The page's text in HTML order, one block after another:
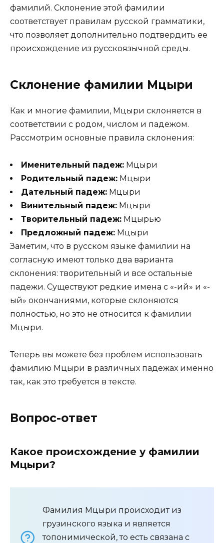
фамилий. Склонение этой фамилии
соответствует правилам русской грамматики,
что позволяет дополнительно подтвердить ее
происхождение из русскоязычной среды.
Склонение фамилии Мцыри
Как и многие фамилии, Мцыри склоняется в
соответствии с родом, числом и падежом.
Рассмотрим основные правила склонения:
Именительный падеж: Мцыри
Родительный падеж: Мцыри
Дательный падеж: Мцыри
Винительный падеж: Мцыри
Творительный падеж: Мцырью
Предложный падеж: Мцыри
Заметим, что в русском языке фамилии на
согласную имеют только два варианта
склонения: творительный и все остальные
падежи. Существуют редкие имена с «-ий» и «-
ый» окончаниями, которые склоняются
полностью, но это не относится к фамилии
Мцыри.
Теперь вы можете без проблем использовать
фамилию Мцыри в различных падежах именно
так, как это требуется в тексте.
Вопрос-ответ
Какое происхождение у фамилии
Мцыри?
Фамилия Мцыри происходит из
грузинского языка и является
топонимической, то есть связана с